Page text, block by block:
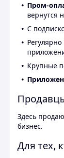
Пром-
вернутся
С
Крупные
Здесь
бизнес.
Для тех,